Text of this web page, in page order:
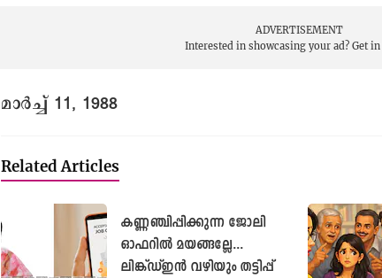
ADVERTISEMENT
Interested in showcasing your ad? Get
മാർച്ച് 11, 1988
Related Articles
കണ്ണഞ്ചിപ്പിക്കുന്ന ജോലി
ഓഫറിൽ മയങ്ങല്ലേ...
ലിങ്ക്ഡ്ഇൻ വഴിയും തട്ടിപ്പ്